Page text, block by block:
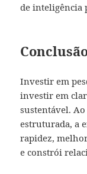
de inteligência
Investir em
investir em
sustentável.
estruturada, a
rapidez,
e constrói